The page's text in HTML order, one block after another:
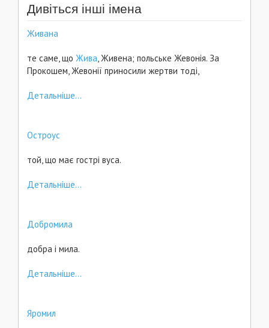
Дивіться інші імена
Живана
те саме, що Жива, Живена; польське Жевонія. За
Прокошем, Жевонії приносили жертви тоді,
Детальніше...
Остроус
той, що має гострі вуса.
Детальніше...
Добромила
добра і мила.
Детальніше...
Яромил